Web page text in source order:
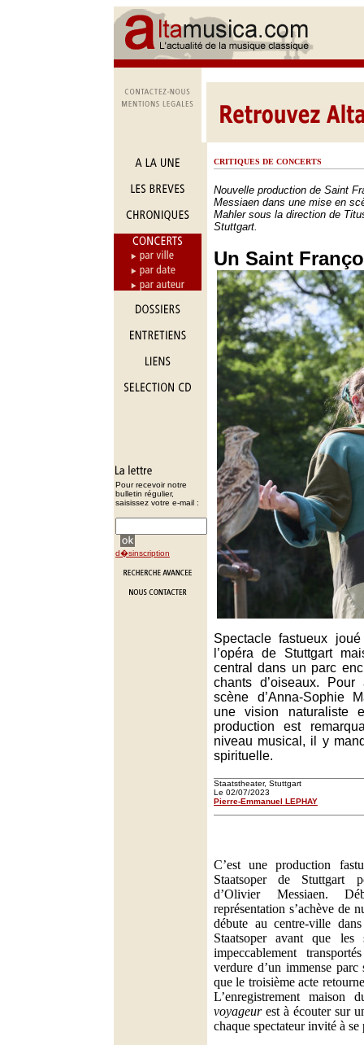
Pour recevoir notre
bulletin régulier,
saisissez votre e-mail :
d�sinscription
CRITIQUES DE CONCERTS
Nouvelle production de Saint
Messiaen dans une mise en
Mahler sous la direction de
Stuttgart.
Un Saint
Spectacle fastueux
l’opéra de Stuttgart
central dans un parc
chants d’oiseaux.
scène d’Anna-Sophie
une vision naturaliste
production est
niveau musical, il y
spirituelle.
Staatstheater, Stuttgart
Le 02/07/2023
Pierre-Emmanuel LEPHAY
C’est une production
Staatsoper de Stuttgart
d’Olivier Messiaen.
représentation s’achève de
débute au centre-ville
Staatsoper avant que les
impeccablement
verdure d’un immense parc
que le troisième acte
L’enregistrement maison
voyageurest à écouter sur
chaque spectateur invité à